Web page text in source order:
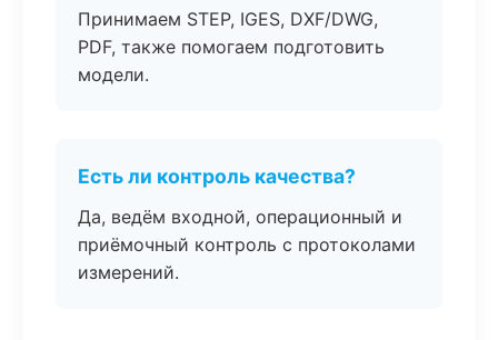
Принимаем STEP, IGES, DXF/DWG,
PDF, также помогаем подготовить
модели.
Есть ли контроль качества?
Да, ведём входной, операционный и
приёмочный контроль с протоколами
измерений.